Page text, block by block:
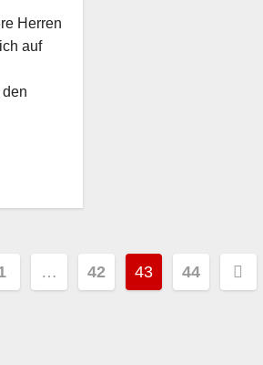
Herren
auf
… 42 43 44